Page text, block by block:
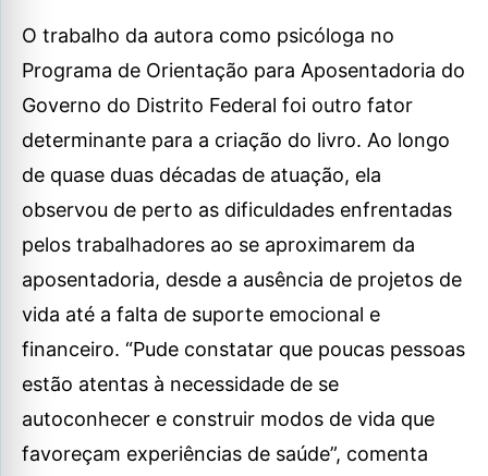
O trabalho da autora como psicóloga no
Programa de Orientação para Aposentadoria do
Governo do Distrito Federal foi outro fator
determinante para a criação do livro. Ao longo
de quase duas décadas de atuação, ela
observou de perto as dificuldades enfrentadas
pelos trabalhadores ao se aproximarem da
aposentadoria, desde a ausência de projetos de
vida até a falta de suporte emocional e
financeiro. “Pude constatar que poucas pessoas
estão atentas à necessidade de se
autoconhecer e construir modos de vida que
favoreçam experiências de saúde”, comenta